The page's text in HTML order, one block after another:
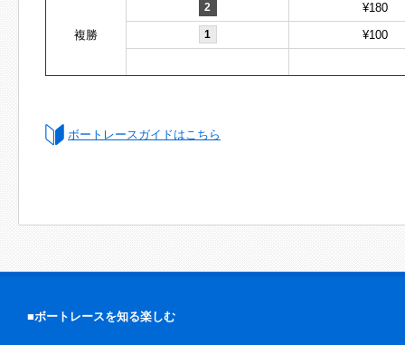
複勝
2 ¥180
1 ¥100
ボートレースガイドはこちら
■ボートレースを知る楽しむ